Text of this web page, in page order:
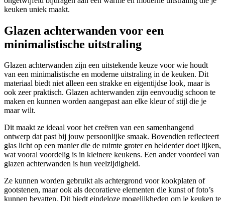
keuken uniek maakt.
Glazen achterwanden voor een
minimalistische uitstraling
Glazen achterwanden zijn een uitstekende keuze voor wie houdt
van een minimalistische en moderne uitstraling in de keuken. Dit
materiaal biedt niet alleen een strakke en eigentijdse look, maar is
ook zeer praktisch. Glazen achterwanden zijn eenvoudig schoon te
maken en kunnen worden aangepast aan elke kleur of stijl die je
maar wilt.
Dit maakt ze ideaal voor het creëren van een samenhangend
ontwerp dat past bij jouw persoonlijke smaak. Bovendien reflecteert
glas licht op een manier die de ruimte groter en helderder doet lijken,
wat vooral voordelig is in kleinere keukens. Een ander voordeel van
glazen achterwanden is hun veelzijdigheid.
Ze kunnen worden gebruikt als achtergrond voor kookplaten of
gootstenen, maar ook als decoratieve elementen die kunst of foto’s
kunnen bevatten. Dit biedt eindeloze mogelijkheden om je keuken te